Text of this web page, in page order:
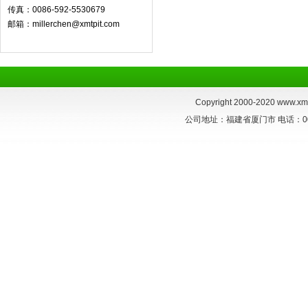
传真：0086-592-5530679
邮箱：millerchen@xmtpit.com
Copyright 2000-2020
公司地址：福建省厦门市 电话